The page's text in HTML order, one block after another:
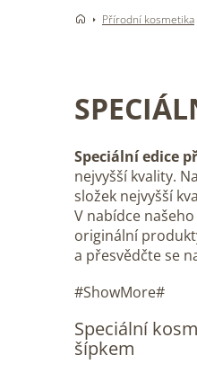
Přírodní kosmetika
Speciální edice
nejvyšší kvality.
složek nejvyšší
V nabídce
originální
a přesvědčte se
#ShowMore#
Speciální
šípkem